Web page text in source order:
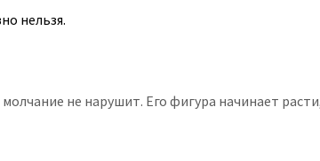
нельзя.
не нарушит. Его фигура начинает